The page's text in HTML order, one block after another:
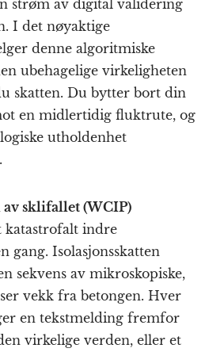
strøm av digital validering
I det nøyaktige
denne algoritmiske
ubehagelige virkeligheten
skatten. Du bytter bort din
en midlertidig fluktrute, og
utholdenhet
sklifallet (WCIP)
katastrofalt indre
gang. Isolasjonsskatten
sekvens av mikroskopiske,
vekk fra betongen. Hver
en tekstmelding fremfor
virkelige verden, eller et